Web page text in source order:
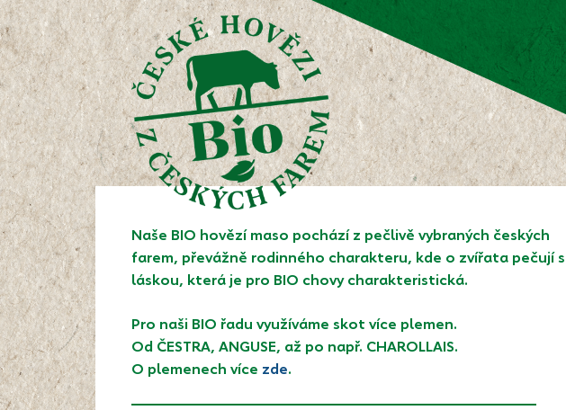
Naše BIO hovězí maso pochází z pečlivě vybraných českých
farem, převážně rodinného charakteru, kde o zvířata pečují s
láskou, která je pro BIO chovy charakteristická.
Pro naši BIO řadu využíváme skot více plemen.
Od ČESTRA, ANGUSE, až po např. CHAROLLAIS.
O plemenech více zde.